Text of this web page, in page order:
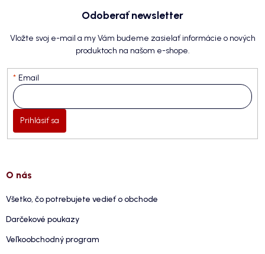
Odoberať newsletter
Vložte svoj e-mail a my Vám budeme zasielať informácie o nových
produktoch na našom e-shope.
Email
Prihlásiť sa
O nás
Všetko, čo potrebujete vedieť o obchode
Darčekové poukazy
Veľkoobchodný program